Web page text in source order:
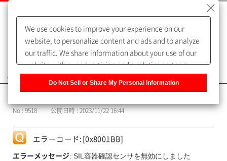
よくあるご質問（FAQ）
No : 9518 公開日時 : 2023/11/22 16:44
エラーコード:[0x8001BB]
エラーメッセージ: SIL容器確認センサを無効にしました
We use cookies to improve your experience on our
website, to personalize content and ads and to analyze
our traffic. We share information about your use of our
website with our advertising and analytics partners,
of our sharing information about you with our partners.
Information] to customize your cookie settings on our
Do Not Sell or Share My Personal Information